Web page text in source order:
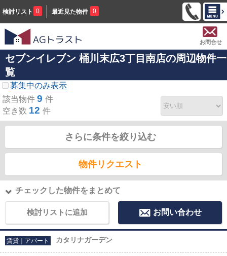
検討リスト 0 最近見た物件 0
お問合せ
セブンイレブン 桶川末広3丁目南店の周辺物件一
覧
募集中のみ表示
該当物件 9 件
空き数 12 件
さらに条件を絞り込む
物件リクエスト
チェックした物件をまとめて
検討リストに追加 お問い合わせ
賃貸｜アパート カタリナガーデン